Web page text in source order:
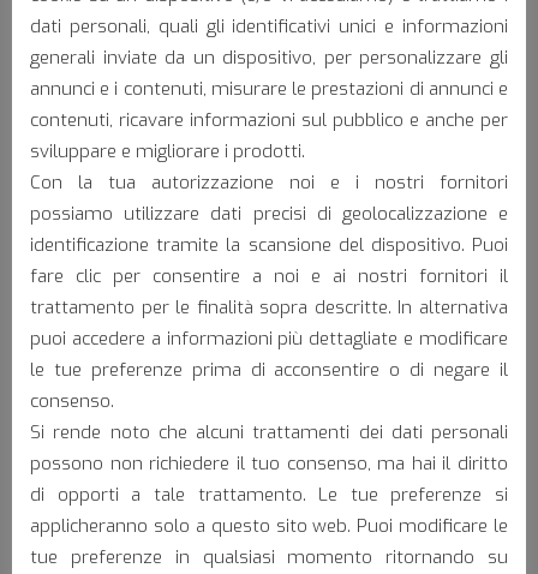
Truck
Camper
dati personali, quali gli identificativi unici e informazioni
generali inviate da un dispositivo, per personalizzare gli
annunci e i contenuti, misurare le prestazioni di annunci e
contenuti, ricavare informazioni sul pubblico e anche per
sviluppare e migliorare i prodotti.
Con la tua autorizzazione noi e i nostri fornitori
possiamo utilizzare dati precisi di geolocalizzazione e
identificazione tramite la scansione del dispositivo. Puoi
fare clic per consentire a noi e ai nostri fornitori il
trattamento per le finalità sopra descritte. In alternativa
puoi accedere a informazioni più dettagliate e modificare
le tue preferenze prima di acconsentire o di negare il
consenso.
Si rende noto che alcuni trattamenti dei dati personali
possono non richiedere il tuo consenso, ma hai il diritto
di opporti a tale trattamento. Le tue preferenze si
applicheranno solo a questo sito web. Puoi modificare le
tue preferenze in qualsiasi momento ritornando su